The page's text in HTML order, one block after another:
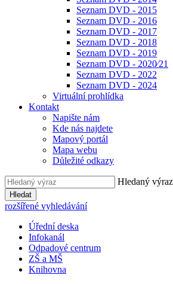
Seznam DVD - 2015
Seznam DVD - 2016
Seznam DVD - 2017
Seznam DVD - 2018
Seznam DVD - 2019
Seznam DVD - 2020⁄21
Seznam DVD - 2022
Seznam DVD - 2024
Virtuální prohlídka
Kontakt
Napište nám
Kde nás najdete
Mapový portál
Mapa webu
Důležité odkazy
Hledaný výraz
Hledat
rozšířené vyhledávání
Úřední deska
Infokanál
Odpadové centrum
ZŠ a MŠ
Knihovna